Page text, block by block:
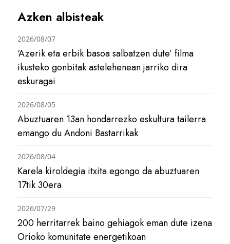
Azken albisteak
‘Azerik eta erbik basoa salbatzen dute’ filma
ikusteko gonbitak astelehenean jarriko dira
eskuragai
2026/08/07
Abuztuaren 13an hondarrezko eskultura tailerra
emango du Andoni Bastarrikak
2026/08/05
Karela kiroldegia itxita egongo da abuztuaren
17tik 30era
2026/08/04
200 herritarrek baino gehiagok eman dute izena
Orioko komunitate energetikoan
2026/07/29